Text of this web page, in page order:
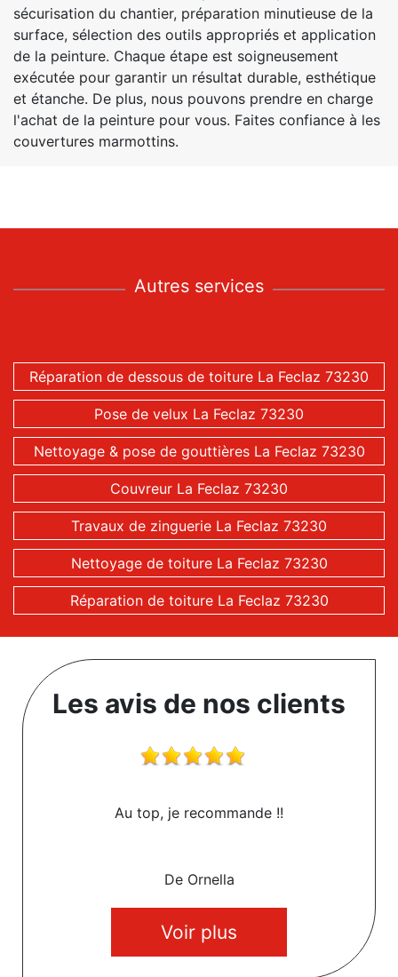
sécurisation du chantier, préparation minutieuse de la
surface, sélection des outils appropriés et application
de la peinture. Chaque étape est soigneusement
exécutée pour garantir un résultat durable, esthétique
et étanche. De plus, nous pouvons prendre en charge
l'achat de la peinture pour vous. Faites confiance à les
couvertures marmottins.
Autres services
Réparation de dessous de toiture La Feclaz 73230
Pose de velux La Feclaz 73230
Nettoyage & pose de gouttières La Feclaz 73230
Couvreur La Feclaz 73230
Travaux de zinguerie La Feclaz 73230
Nettoyage de toiture La Feclaz 73230
Réparation de toiture La Feclaz 73230
Les avis de nos clients
Au top, je recommande !!
De Ornella
Voir plus